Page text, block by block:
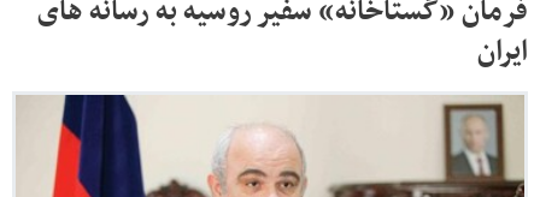
فرمان «گستاخانه» سفیر روسیه به رسانه های
ایران